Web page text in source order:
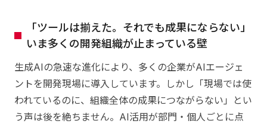
「ツールは揃えた。それでも成果にならない」
いま多くの開発組織が止まっている壁
生成AIの急速な進化により、多くの企業がAIエージェ
ントを開発現場に導入しています。しかし「現場では使
われているのに、組織全体の成果につながらない」とい
う声は後を絶ちません。AI活用が部門・個人ごとに点